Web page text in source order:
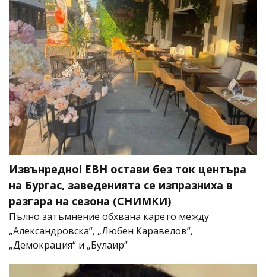
Извънредно! ЕВН остави без ток центъра
на Бургас, заведенията се изпразниха в
разгара на сезона (СНИМКИ)
Пълно затъмнение обхвана карето между
„Александровска“, „Любен Каравелов“,
„Демокрация“ и „Булаир“